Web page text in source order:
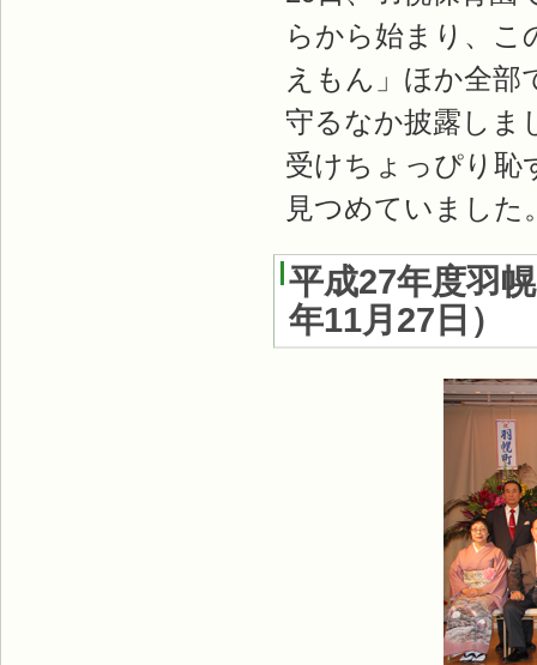
らから始まり、こ
えもん」ほか全部
守るなか披露しま
受けちょっぴり恥
見つめていました
平成27年度羽
年11月27日 ）